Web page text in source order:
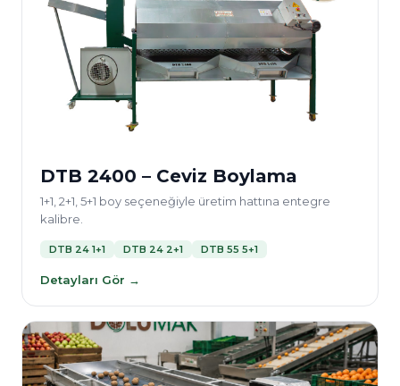
DTB 2400 – Ceviz Boylama
1+1, 2+1, 5+1 boy seçeneğiyle üretim hattına entegre
kalibre.
DTB 24 1+1 DTB 24 2+1 DTB 55 5+1
Detayları Gör →